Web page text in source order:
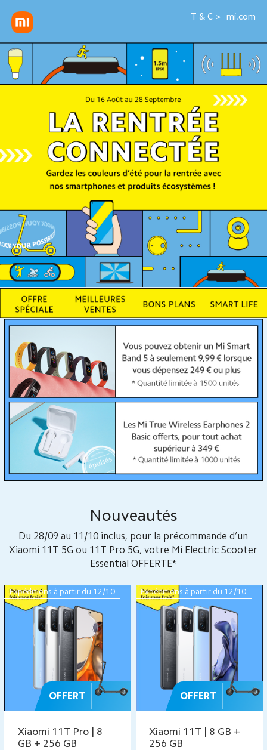
T & C > mi.com
Nouveautés
Du 28/09 au 11/10 inclus, pour la précommande d’un
Xiaomi 11T 5G ou 11T Pro 5G, votre Mi Electric Scooter
Essential OFFERTE*
Expéditions à partir du 12/10
OFFERT
Xiaomi 11T Pro | 8
GB + 256 GB
Expéditions à partir du 12/10
OFFERT
Xiaomi 11T | 8 GB +
256 GB